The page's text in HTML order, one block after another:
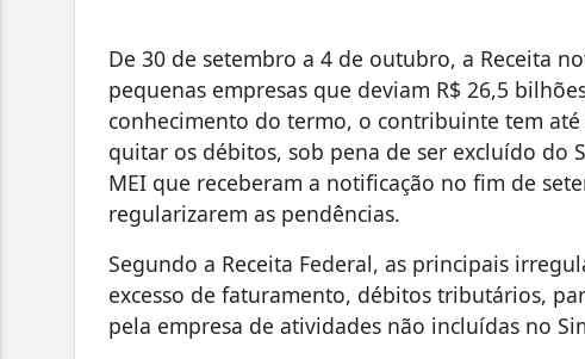
De 30 de setembro a 4 de outubro, a Receita
pequenas empresas que deviam R$ 26,5
conhecimento do termo, o contribuinte tem
quitar os débitos, sob pena de ser excluído do
MEI que receberam a notificação no fim de
regularizarem as pendências.
Segundo a Receita Federal, as principais
excesso de faturamento, débitos tributários,
pela empresa de atividades não incluídas no